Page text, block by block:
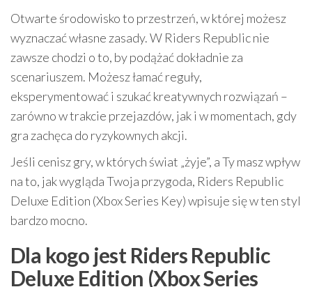
Otwarte środowisko to przestrzeń, w której możesz
wyznaczać własne zasady. W Riders Republic nie
zawsze chodzi o to, by podążać dokładnie za
scenariuszem. Możesz łamać reguły,
eksperymentować i szukać kreatywnych rozwiązań –
zarówno w trakcie przejazdów, jak i w momentach, gdy
gra zachęca do ryzykownych akcji.
Jeśli cenisz gry, w których świat „żyje”, a Ty masz wpływ
na to, jak wygląda Twoja przygoda, Riders Republic
Deluxe Edition (Xbox Series Key) wpisuje się w ten styl
bardzo mocno.
Dla kogo jest Riders Republic
Deluxe Edition (Xbox Series